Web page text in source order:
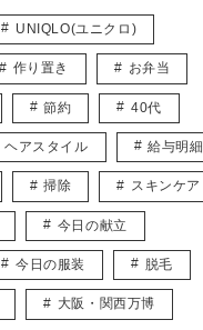
UNIQLO(ユニクロ)
作り置き お弁当
節約 40代
ヘアスタイル 給与明細
掃除 スキンケア
今日の献立
今日の服装 脱毛
大阪・関西万博